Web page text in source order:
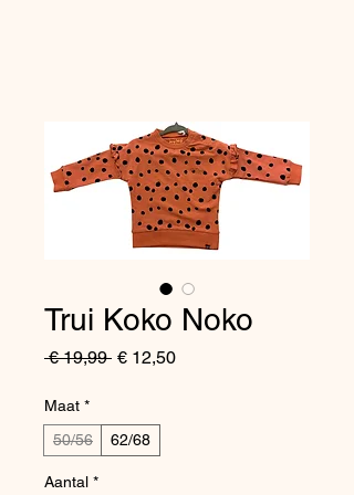
Trui Koko Noko
€ 19,99 Normale
€ 12,50Verkoopprijs
Maat *
50/56
62/68
Aantal *